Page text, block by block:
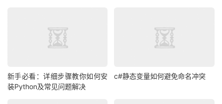
新手必看：详细步骤教你如何安
装Python及常见问题解决
c#静态变量如何避免命名冲突